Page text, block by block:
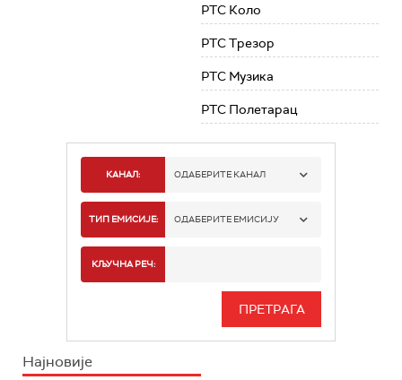
РТС Коло
РТС Трезор
РТС Музика
РТС Полетарац
КАНАЛ: ОДАБЕРИТЕ КАНАЛ
РТС 1
РТС 3
ТИП ЕМИСИЈЕ: ОДАБЕРИТЕ ЕМИСИЈУ
ИНФО
КЉУЧНА РЕЧ:
Најновије